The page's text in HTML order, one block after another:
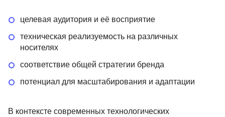
целевая аудитория и её восприятие
техническая реализуемость на различных
носителях
соответствие общей стратегии бренда
потенциал для масштабирования и адаптации
В контексте современных технологических